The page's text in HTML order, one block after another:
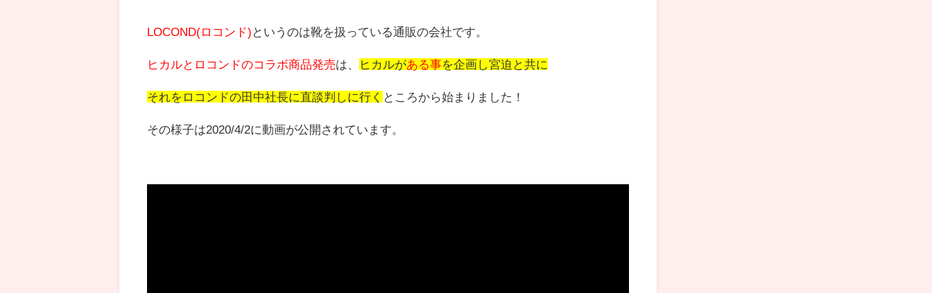
LOCOND(ロコンド) というのは靴を扱っている通販の会社です。
ヒカルとロコンドのコラボ商品発売は、 ヒカルがある事を企画し宮迫と共に
それをロコンドの田中社長に直談判しに行く ところから始まりました！
その様子は2020/4/2に動画が公開されています。